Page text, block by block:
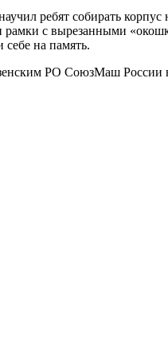
ребят собирать корпус
с вырезанными
на память.
РО СоюзМаш России